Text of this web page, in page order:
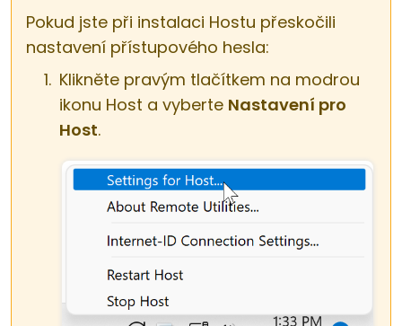
Pokud jste při instalaci Hostu přeskočili
nastavení přístupového hesla:
Klikněte pravým tlačítkem na modrou
ikonu Host a vyberte Nastavení pro
Host.